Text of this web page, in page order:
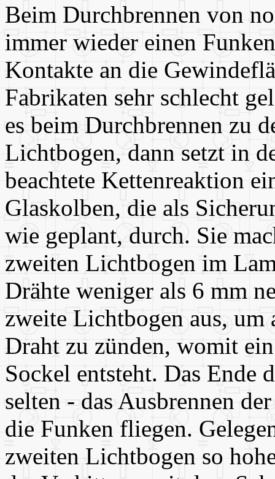
Beim Durchbrennen von
immer wieder einen
Kontakte an die
Fabrikaten sehr schlecht
es beim Durchbrennen zu
Lichtbogen, dann setzt in
beachtete Kettenreaktion
Glaskolben, die als
wie geplant, durch. Sie
zweiten Lichtbogen im
Drähte weniger als 6 mm
zweite Lichtbogen aus, um
Draht zu zünden, womit
Sockel entsteht. Das Ende
selten - das Ausbrennen
die Funken fliegen.
zweiten Lichtbogen so